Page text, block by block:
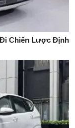
Chiến Lược Định